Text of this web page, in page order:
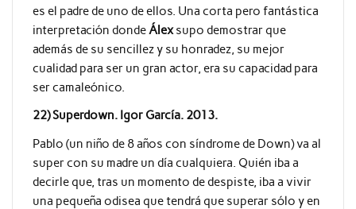
es el padre de uno de ellos. Una corta pero fantástica
interpretación dondeÁlexsupo demostrar que
además de su sencillez y su honradez, su mejor
cualidad para ser un gran actor, era su capacidad para
ser camaleónico.
22) Superdown. Igor García. 2013.
Pablo (un niño de 8 años con síndrome de Down) va al
super con su madre un día cualquiera. Quién iba a
decirle que, tras un momento de despiste, iba a vivir
una pequeña odisea que tendrá que superar sólo y en